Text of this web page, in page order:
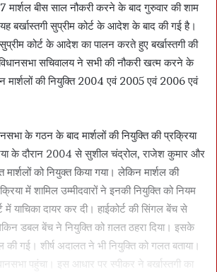
मार्शल बीस साल नौकरी करने के बाद गुरुवार की शाम
बर्खास्तगी सुप्रीम कोर्ट के आदेश के बाद की गई है।
कोर्ट के आदेश का पालन करते हुए बर्खास्तगी की
सचिवालय ने सभी की नौकरी खत्म करने के
मार्शलों की नियुक्ति 2004 एवं 2005 एवं 2006 एवं
के गठन के बाद मार्शलों की नियुक्ति की प्रक्रिया
के दौरान 2004 से सुशील चंद्रोल, राजेश कुमार और
को नियुक्त किया गया। लेकिन मार्शल की
में शामिल उम्मीदवारों ने इनकी नियुक्ति को नियम
में याचिका दायर कर दी। हाईकोर्ट की सिंगल बेंच से
लेकिन डबल बेंच ने नियुक्ति को ग़लत ठहरा दिया। इसके
की गई। शीर्ष अदालत ने भी नियुक्ति को गलत बताया।
पहुंचा। इस आधार पर स्पीकर ने बर्खास्तगी का